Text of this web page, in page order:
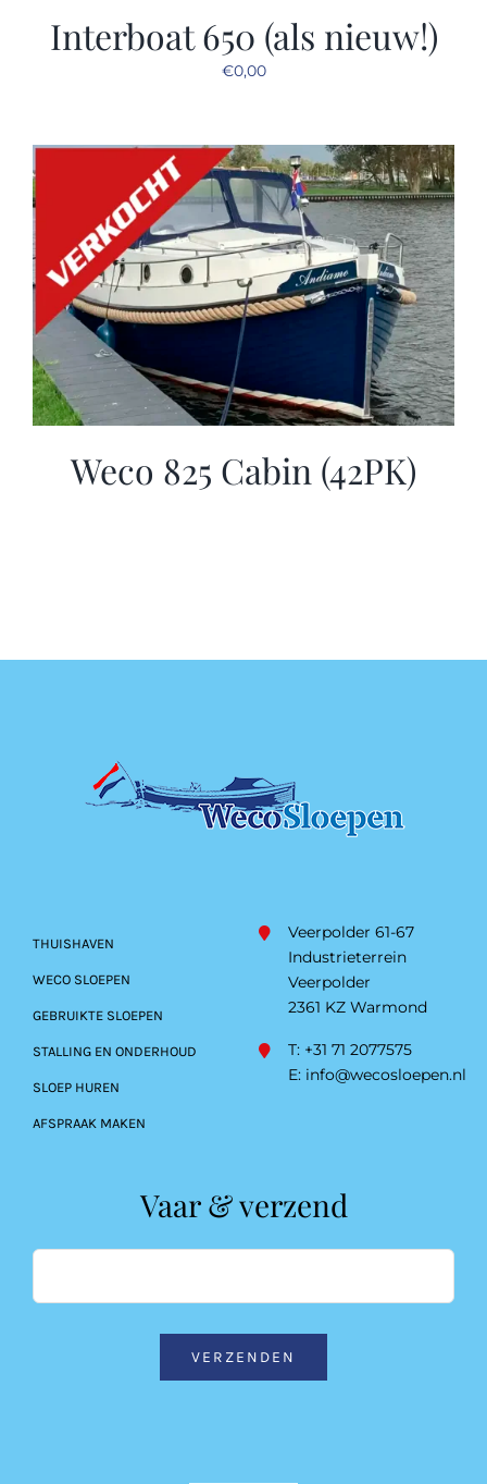
Interboat 650 (als nieuw!)
€0,00
Weco 825 Cabin (42PK)
THUISHAVEN
WECO SLOEPEN
GEBRUIKTE SLOEPEN
STALLING EN ONDERHOUD
SLOEP HUREN
AFSPRAAK MAKEN
Veerpolder 61-67
Industrieterrein
Veerpolder
2361 KZ Warmond
T: +31 71 2077575
E: info@wecosloepen.nl
Vaar & verzend
VERZENDEN